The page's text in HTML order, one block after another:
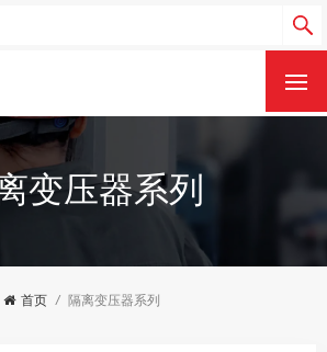
变压器系列
首页 / 隔离变压器系列